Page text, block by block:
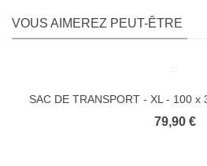
VOUS AIMEREZ PEUT-ÊTRE
SAC DE TRANSPORT - XL - 100 x
Trolley avec Roulettes -
79,90 €